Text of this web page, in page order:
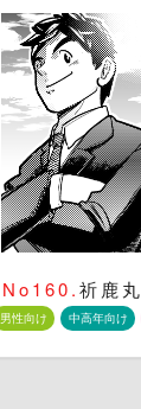
No160.祈鹿丸
男性向け 中高年向け